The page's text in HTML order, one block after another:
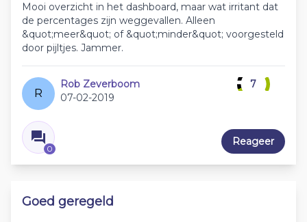
Mooi overzicht in het dashboard, maar wat irritant dat
de percentages zijn weggevallen. Alleen
&quot;meer&quot; of &quot;minder&quot; voorgesteld
door pijltjes. Jammer.
R
Rob Zeverboom
07-02-2019
0
7
Reageer
Goed geregeld